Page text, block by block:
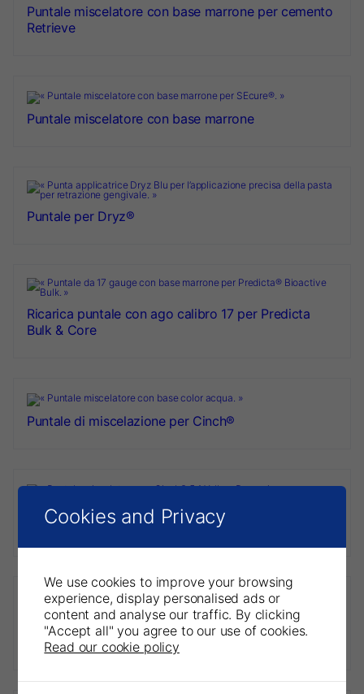
Puntale miscelatore con base marrone per cemento
Retrieve
Puntale miscelatore con base marrone
Puntale per Dryz®
Ricarica puntale con ago calibro 17 per Predicta
Bulk & Core
Puntale di miscelazione per Cinch®
Puntale di miscelazione per cartuccia Super-Size
Cinch® 90 da 380 ml
NEW!
Puntale di miscelazione per Blu Mousse® Green
Mousse® e Cinch®
Cookies and Privacy
We use cookies to improve your browsing
experience, display personalised ads or
content and analyse our traffic. By clicking
"Accept all" you agree to our use of cookies.
Read our cookie policy